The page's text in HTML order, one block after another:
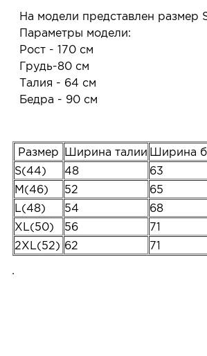
На модели представлен размер
Параметры модели:
Рост - 170 см
Грудь-80 см
Талия - 64 см
Бедра - 90 см
Размер Ширина талии Ширина
S(44)
48 63
M(46)
52 65
L(48)
54 68
XL(50)
56 71
2XL(52) 62 71